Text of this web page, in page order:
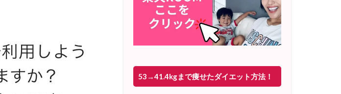
53→41.4kgまで痩せたダイエット方法！